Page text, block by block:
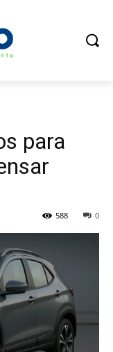
para
0
588